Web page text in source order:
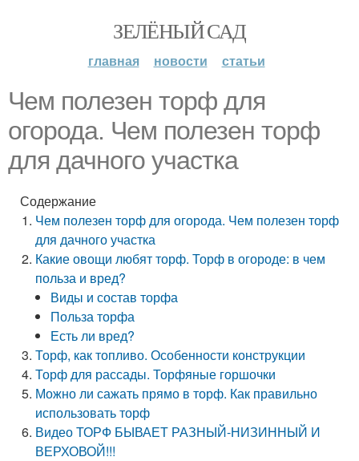
ЗЕЛЁНЫЙ САД
главная новости статьи
Чем полезен торф для
огорода. Чем полезен торф
для дачного участка
Содержание
Чем полезен торф для огорода. Чем полезен торф
для дачного участка
Какие овощи любят торф. Торф в огороде: в чем
польза и вред?
Виды и состав торфа
Польза торфа
Есть ли вред?
Торф, как топливо. Особенности конструкции
Торф для рассады. Торфяные горшочки
Можно ли сажать прямо в торф. Как правильно
использовать торф
Видео ТОРФ БЫВАЕТ РАЗНЫЙ-НИЗИННЫЙ И
ВЕРХОВОЙ!!!